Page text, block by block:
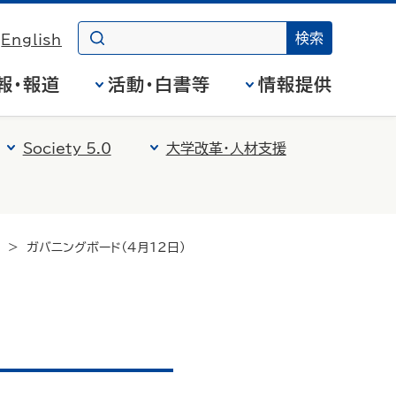
English
・報道 活動・白書等 情報提供
Society 5.0 大学改革・人材支援
ガバニングボード（4月12日）